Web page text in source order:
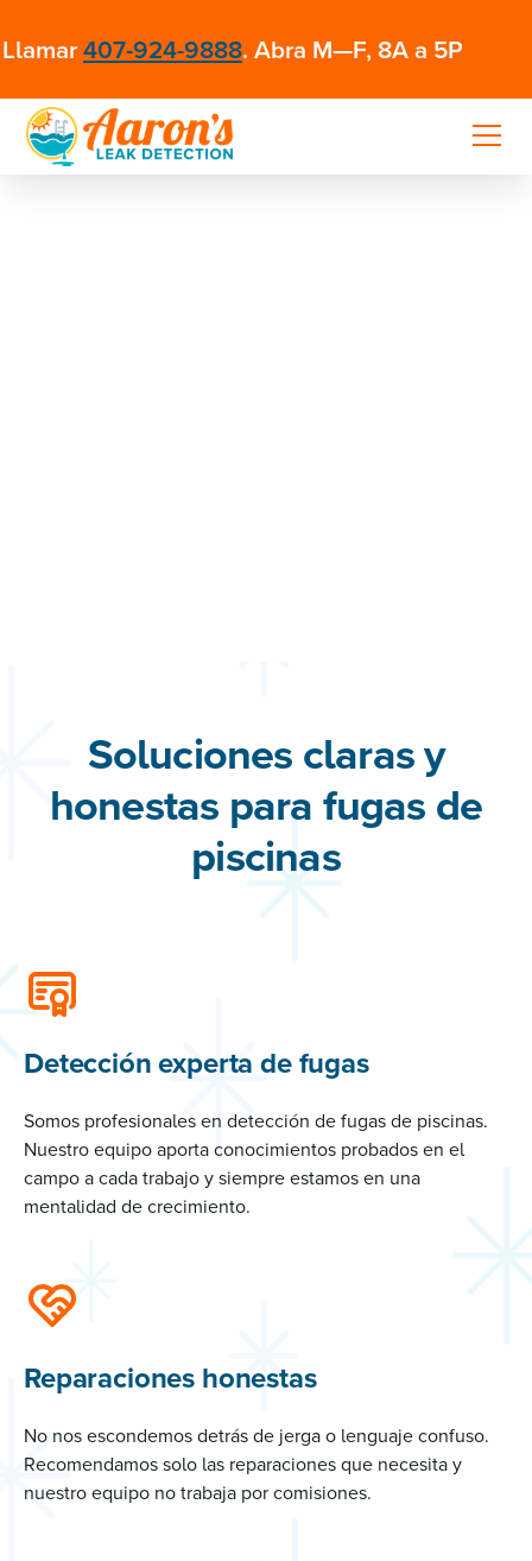
Llamar407-924-9888. Abra M—F, 8A a 5P
Soluciones claras y
honestas para fugas de
piscinas
Detección experta de fugas
Somos profesionales en detección de fugas de piscinas.
Nuestro equipo aporta conocimientos probados en el
campo a cada trabajo y siempre estamos en una
mentalidad de crecimiento.
Reparaciones honestas
No nos escondemos detrás de jerga o lenguaje confuso.
Recomendamos solo las reparaciones que necesita y
nuestro equipo no trabaja por comisiones.